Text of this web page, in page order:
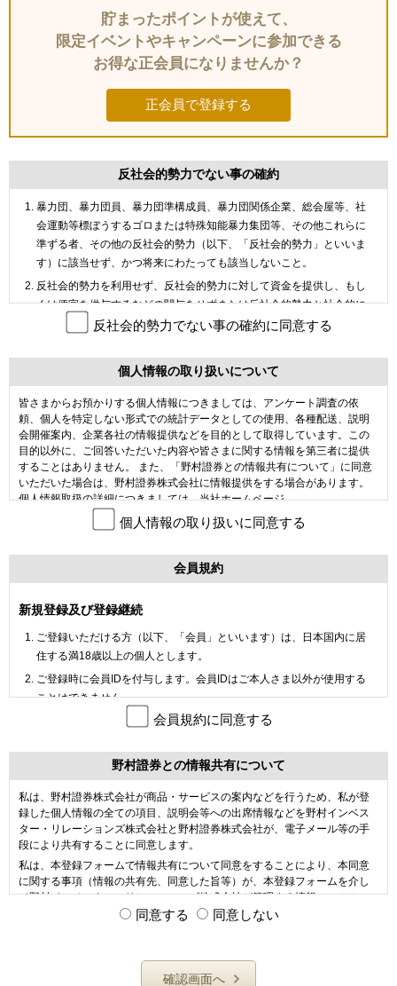
貯まったポイントが使えて、
限定イベントやキャンペーンに参加できる
お得な正会員になりませんか？
正会員で登録する
反社会的勢力でない事の確約
暴力団、暴力団員、暴力団準構成員、暴力団関係企業、総会屋等、社
会運動等標ぼうするゴロまたは特殊知能暴力集団等、その他これらに
準ずる者、その他の反社会的勢力（以下、「反社会的勢力」といいま
す）に該当せず、かつ将来にわたっても該当しないこと。
反社会的勢力を利用せず、反社会的勢力に対して資金を提供し、もし
くは便宜を供与するなどの関与をせずまたは反社会的勢力と社会的に
非難されるべき関係を有せず、かつ将来にわたっても利用等しないこ
自らまたは第三者を利用して、暴力的な要求行為、法的な責任を超え
用いる行為、虚偽の風説を流布し、偽計を用い、もしくは威力を用い
て野村インベスター・リレーションズ株式会社（以下、「当社」とい
います）の信用を毀損し、または当社の業務を妨害する行為等を行わ
ないこと。
反社会的勢力でない事の確約に同意する
個人情報の取り扱いについて
皆さまからお預かりする個人情報につきましては、アンケート調査の依
頼、個人を特定しない形式での統計データとしての使用、各種配送、説明
会開催案内、企業各社の情報提供などを目的として取得しています。この
目的以外に、ご回答いただいた内容や皆さまに関する情報を第三者に提供
することはありません。 また、「野村證券との情報共有について」に同意
いただいた場合は、野村證券株式会社に情報提供をする場合があります。
個人情報取扱の詳細につきましては、当社ホームページ
https://www.nomura-ir.co.jp/ja/privacy01.html
）にある「個人情報の取り
扱い」の項をご参照ください。
等の情報処理、プレゼント等の発送を行う場合があります。この場
ようにいたします。
皆さまからご自身に関する情報の利用目的の通知、開示、訂正、追
加、削除、利用の停止・消去、または第三者への提供の停止、第三者
ることを確認させていただいたうえで、特別な理由がない限り対応さ
せていただきます。お問い合わせ先の詳細につきましては、当社ホー
https://www.nomura-ir.co.jp/ja/privacy02.html
個人情報の取り扱いに同意する
会員規約
新規登録及び登録継続
ご登録いただける方（以下、「会員」といいます）は、日本国内に居
住する満18歳以上の個人とします。
ご登録時に会員IDを付与します。会員IDはご本人さま以外が使用する
ことはできません。
登録情報に変更が生じた場合やサービス停止を希望される場合は、登
むを得ない事情があると当社が認めた場合はご本人さま以外の申告で
以下の事項に該当した場合は、登録を取り消させていただくことがあ
ります。
（ア）重複して登録がある場合
（イ）登録情報に虚偽または虚偽の疑いがある場合
（ウ）登録情報の不正使用が認められる場合、または不正使用の疑い
（エ）登録情報の変更に関する申告がなされず、当社から連絡をとる
（オ）各種アンケートへの回答、セミナーへの参加がない場合
会員規約に同意する
野村證券との情報共有について
私は、野村證券株式会社が商品・サービスの案内などを行うため、私が登
録した個人情報の全ての項目、説明会等への出席情報などを野村インベス
ター・リレーションズ株式会社と野村證券株式会社が、電子メール等の手
段により共有することに同意します。
私は、本登録フォームで情報共有について同意をすることにより、本同意
に関する事項（情報の共有先、同意した旨等）が、本登録フォームを介し
て野村インベスター・リレーションズ株式会社が管理する情報システムに
記録されることを承諾します。
同意する 同意しない
確認画面へ